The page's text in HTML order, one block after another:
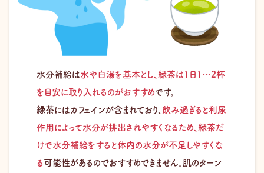
水分補給は水や白湯を基本とし、緑茶は1日1〜2杯
を目安に取り入れるのがおすすめです。
緑茶にはカフェインが含まれており、 飲み過ぎると利尿
作用によって水分が排出されやすくなるため、緑茶だ
けで水分補給をすると体内の水分が不足しやすくな
る 可能性があるのでおすすめできません。肌のターン